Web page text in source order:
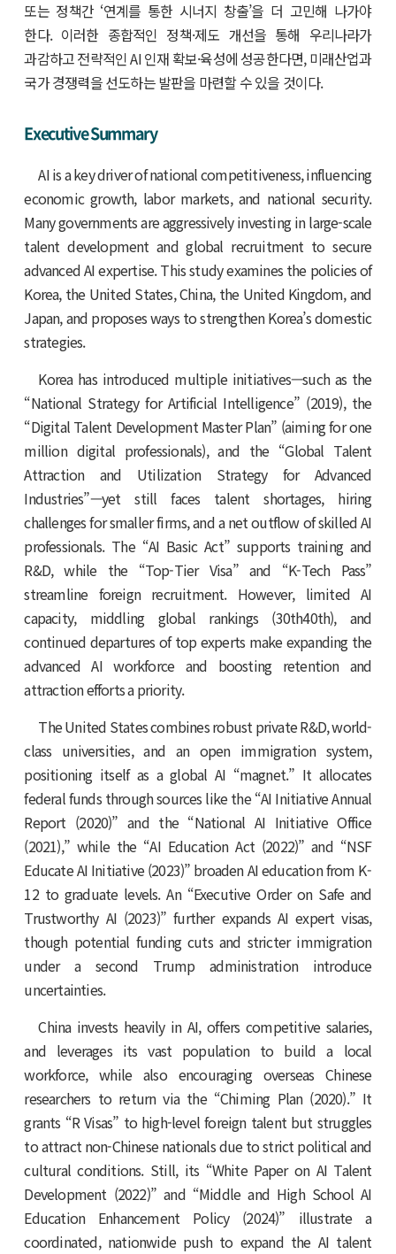
또는 정책간 ‘연계를 통한 시너지 창출’을 더 고민해 나가야
한다. 이러한 종합적인 정책·제도 개선을 통해 우리나라가
과감하고 전략적인 AI 인재 확보·육성에 성공한다면, 미래산업과
국가 경쟁력을 선도하는 발판을 마련할 수 있을 것이다.
Executive Summary
AI is a key driver of national competitiveness, influencing
economic growth, labor markets, and national security.
Many governments are aggressively investing in large-scale
talent development and global recruitment to secure
advanced AI expertise. This study examines the policies of
Korea, the United States, China, the United Kingdom, and
Japan, and proposes ways to strengthen Korea’s domestic
strategies.
Korea has introduced multiple initiatives—such as the
“National Strategy for Artificial Intelligence” (2019), the
“Digital Talent Development Master Plan” (aiming for one
million digital professionals), and the “Global Talent
Attraction and Utilization Strategy for Advanced
Industries”—yet still faces talent shortages, hiring
challenges for smaller firms, and a net outflow of skilled AI
professionals. The “AI Basic Act” supports training and
R&D, while the “Top-Tier Visa” and “K-Tech Pass”
streamline foreign recruitment. However, limited AI
capacity, middling global rankings (30th­40th), and
continued departures of top experts make expanding the
advanced AI workforce and boosting retention and
attraction efforts a priority.
The United States combines robust private R&D, world-
class universities, and an open immigration system,
positioning itself as a global AI “magnet.” It allocates
federal funds through sources like the “AI Initiative Annual
Report (2020)” and the “National AI Initiative Office
(2021),” while the “AI Education Act (2022)” and “NSF
Educate AI Initiative (2023)” broaden AI education from K­
12 to graduate levels. An “Executive Order on Safe and
Trustworthy AI (2023)” further expands AI expert visas,
though potential funding cuts and stricter immigration
under a second Trump administration introduce
uncertainties.
China invests heavily in AI, offers competitive salaries,
and leverages its vast population to build a local
workforce, while also encouraging overseas Chinese
researchers to return via the “Chiming Plan (2020).” It
grants “R Visas” to high-level foreign talent but struggles
to attract non-Chinese nationals due to strict political and
cultural conditions. Still, its “White Paper on AI Talent
Development (2022)” and “Middle and High School AI
Education Enhancement Policy (2024)” illustrate a
coordinated, nationwide push to expand the AI talent